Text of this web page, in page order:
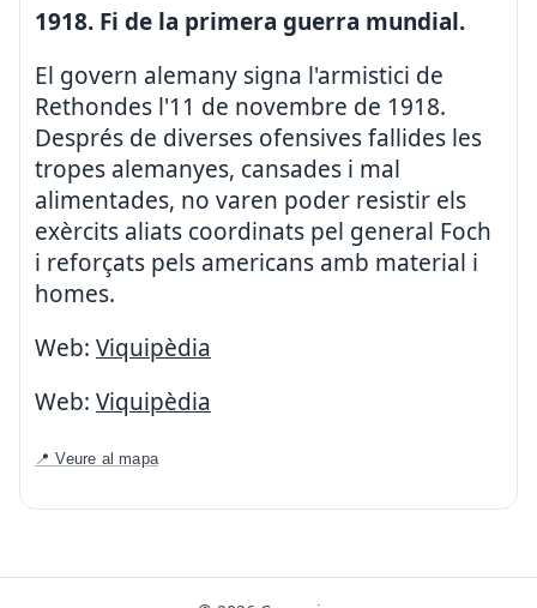
1918. Fi de la primera guerra mundial.
El govern alemany signa l'armistici de
Rethondes l'11 de novembre de 1918.
Després de diverses ofensives fallides les
tropes alemanyes, cansades i mal
alimentades, no varen poder resistir els
exèrcits aliats coordinats pel general Foch
i reforçats pels americans amb material i
homes.
Web: Viquipèdia
Web: Viquipèdia
📍 Veure al mapa